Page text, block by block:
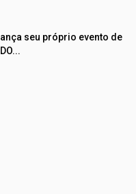
seu próprio evento de